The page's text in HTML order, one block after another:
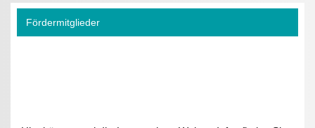
Fördermitglieder